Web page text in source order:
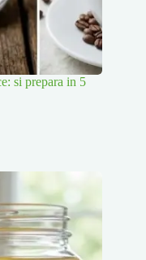
si prepara in 5